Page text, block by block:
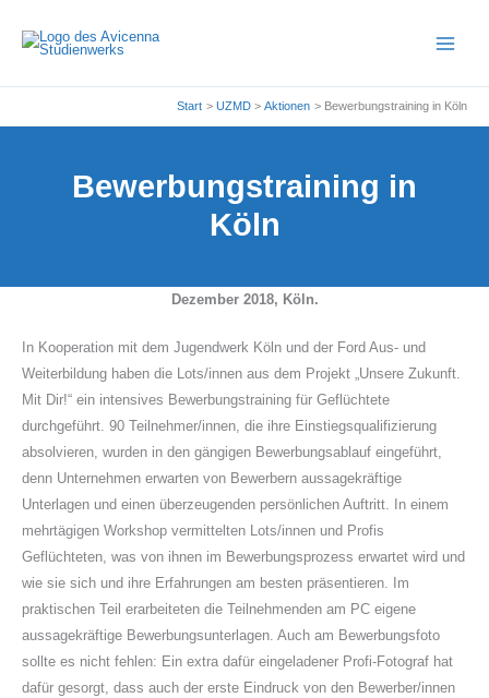
Inhalt
Start UZMD Aktionen Bewerbungstraining in Köln
Bewerbungstraining in
Köln
Dezember 2018, Köln.
In Kooperation mit dem Jugendwerk Köln und der Ford Aus- und
Weiterbildung haben die Lots/innen aus dem Projekt „Unsere Zukunft.
Mit Dir!“ ein intensives Bewerbungstraining für Geflüchtete
durchgeführt. 90 Teilnehmer/innen, die ihre Einstiegsqualifizierung
absolvieren, wurden in den gängigen Bewerbungsablauf eingeführt,
denn Unternehmen erwarten von Bewerbern aussagekräftige
Unterlagen und einen überzeugenden persönlichen Auftritt. In einem
mehrtägigen Workshop vermittelten Lots/innen und Profis
Geflüchteten, was von ihnen im Bewerbungsprozess erwartet wird und
wie sie sich und ihre Erfahrungen am besten präsentieren. Im
praktischen Teil erarbeiteten die Teilnehmenden am PC eigene
aussagekräftige Bewerbungsunterlagen. Auch am Bewerbungsfoto
sollte es nicht fehlen: Ein extra dafür eingeladener Profi-Fotograf hat
dafür gesorgt, dass auch der erste Eindruck von den Bewerber/innen